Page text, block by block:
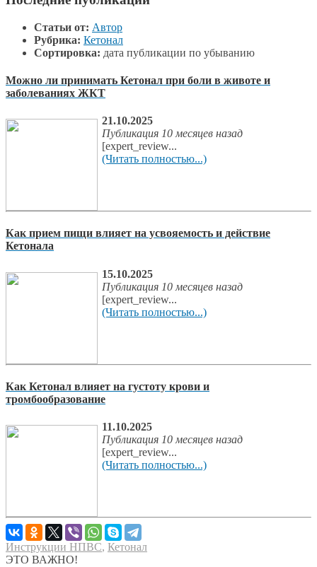
Статьи от: Автор
Рубрика: Кетонал
Сортировка: дата публикации по убыванию
Можно ли принимать Кетонал при боли в животе и
заболеваниях ЖКТ
21.10.2025
Публикация 10 месяцев назад
[expert_review...
(Читать полностью...)
Как прием пищи влияет на усвояемость и действие
Кетонала
15.10.2025
Публикация 10 месяцев назад
[expert_review...
(Читать полностью...)
Как Кетонал влияет на густоту крови и
тромбообразование
11.10.2025
Публикация 10 месяцев назад
[expert_review...
(Читать полностью...)
Инструкции НПВС, Кетонал
ЭТО ВАЖНО!